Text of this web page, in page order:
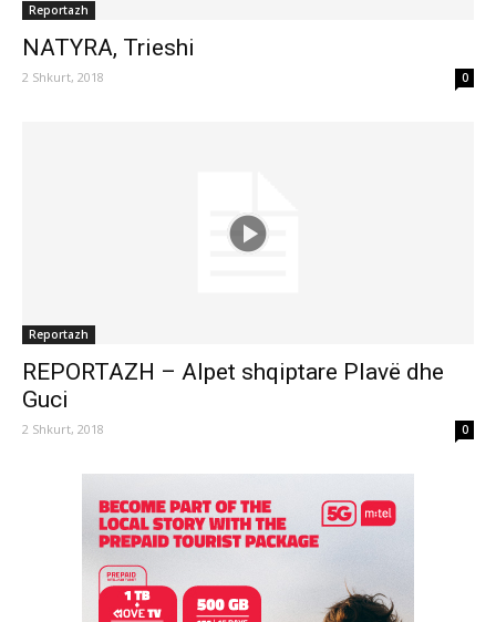
Reportazh
NATYRA, Trieshi
2 Shkurt, 2018 0
Reportazh
REPORTAZH – Alpet shqiptare Plavë dhe
Guci
2 Shkurt, 2018 0